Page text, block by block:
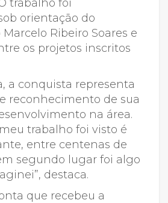
trabalho foi
orientação do
Marcelo Ribeiro Soares e
os projetos inscritos
a conquista representa
reconhecimento de sua
na área.
meu trabalho foi visto é
entre centenas de
segundo lugar foi algo
destaca.
que recebeu a